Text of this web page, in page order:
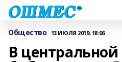
Общество 13 ИЮЛЯ 2019, 18:06
В